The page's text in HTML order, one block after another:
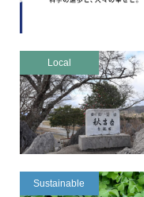
Local
Sustainable